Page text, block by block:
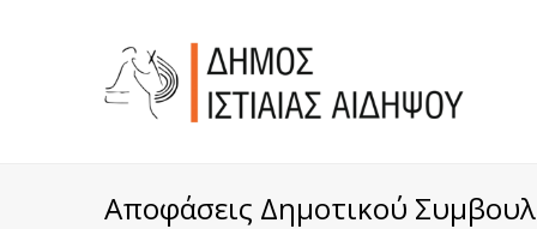
Αποφάσεις Δημοτικού